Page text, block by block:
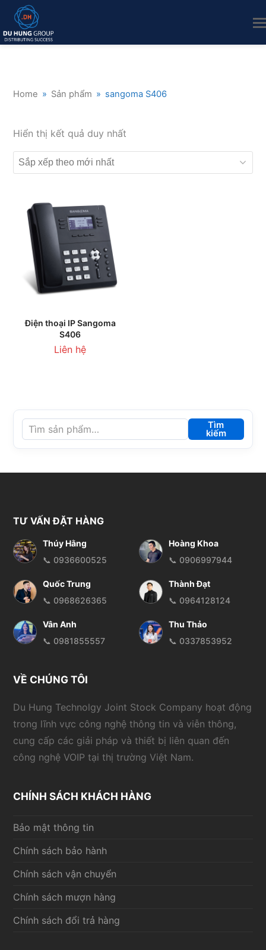
Home » Sản phẩm » sangoma S406
Hiển thị kết quả duy nhất
Điện thoại IP Sangoma
S406
Liên hệ
Tìm
kiếm
TƯ VẤN ĐẶT HÀNG
Thúy Hằng
📞 0936600525
Hoàng Khoa
📞 0906997944
Quốc Trung
📞 0968626365
Thành Đạt
📞 0964128124
Vân Anh
📞 0981855557
Thu Thảo
📞 0337853952
VỀ CHÚNG TÔI
Du Hung Technolgy Joint Stock Company hoạt động
trong lĩnh vực công nghệ thông tin và viễn thông,
cung cấp các giải pháp và thiết bị liên quan đến
công nghệ VOIP tại thị trường Việt Nam.
CHÍNH SÁCH KHÁCH HÀNG
Bảo mật thông tin
Chính sách bảo hành
Chính sách vận chuyển
Chính sách mượn hàng
Chính sách đổi trả hàng